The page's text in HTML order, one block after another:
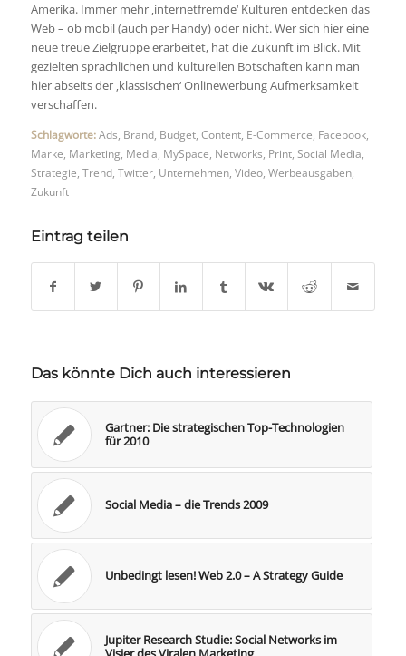
Amerika. Immer mehr ‚internetfremde‘ Kulturen entdecken das
Web – ob mobil (auch per Handy) oder nicht. Wer sich hier eine
neue treue Zielgruppe erarbeitet, hat die Zukunft im Blick. Mit
gezielten sprachlichen und kulturellen Botschaften kann man
hier abseits der ‚klassischen‘ Onlinewerbung Aufmerksamkeit
verschaffen.
Schlagworte: Ads Brand, Budget, Content, E-Commerce Facebook,
Marke Marketing Media MySpace Networks Print, Social Media
Strategie Trend, Twitter, Unternehmen, Video, Werbeausgaben,
Zukunft
Eintrag teilen
Das könnte Dich auch interessieren
Gartner: Die strategischen Top-Technologien
für 2010
Social Media – die Trends 2009
Unbedingt lesen! Web 2.0 – A Strategy Guide
Jupiter Research Studie: Social Networks im